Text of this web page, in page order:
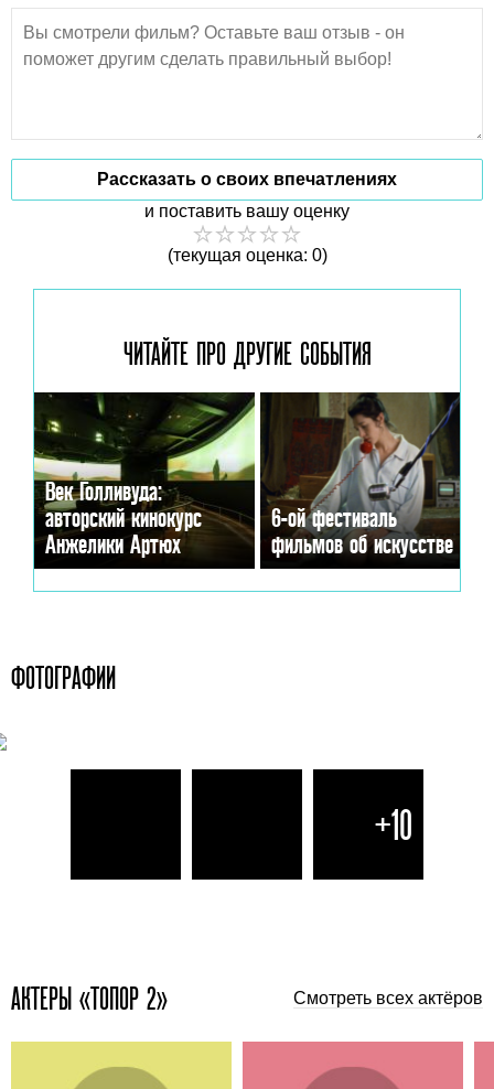
Рассказать о своих впечатлениях
и поставить вашу оценку
(текущая оценка: 0)
ЧИТАЙТЕ ПРО ДРУГИЕ СОБЫТИЯ
Век Голливуда:
авторский кинокурс
Анжелики Артюх
6-ой фестиваль
фильмов об искусстве
ФОТОГРАФИИ
+10
АКТЕРЫ «ТОПОР 2» Смотреть всех актёров